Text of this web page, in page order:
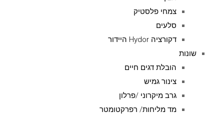
צמחי פלסטיק
סלעים
דקורציה Hydor היידור
שונות
הובלת דגים חיים
צינור גמיש
גרב מיקרוני /פרלון
מד מליחות/ רפרקטומטר